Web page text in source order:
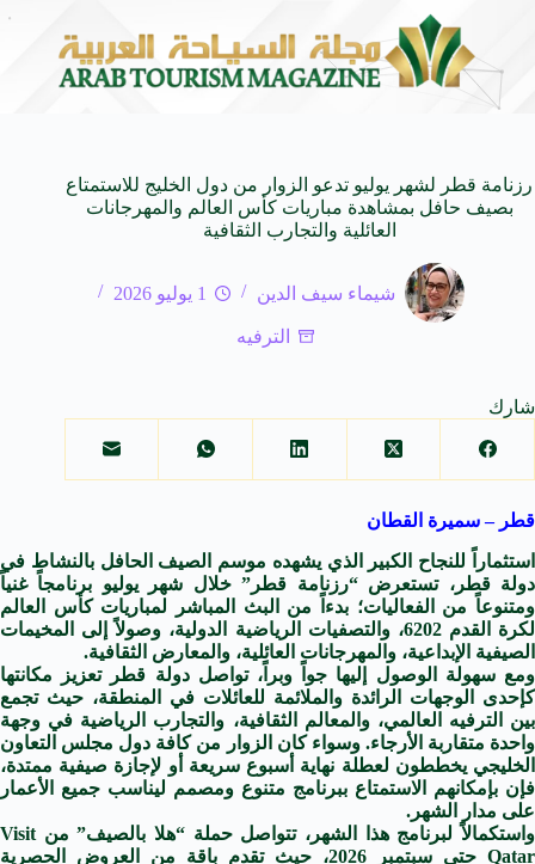
مصرية 5 أغسطس 2026 أكاديمية حبيب الكل بطلاً للدوري الممتاز
رزنامة قطر لشهر يوليو تدعو الزوار من دول الخليج للاستمتاع
بصيف حافل بمشاهدة مباريات كأس العالم والمهرجانات
العائلية والتجارب الثقافية
شيماء سيف الدين 1 يوليو 2026
الترفيه
شارك
قطر – سميرة القطان
استثماراً للنجاح الكبير الذي يشهده موسم الصيف الحافل بالنشاط في
دولة قطر، تستعرض “رزنامة قطر” خلال شهر يوليو برنامجاً غنياً
ومتنوعاً من الفعاليات؛ بدءاً من البث المباشر لمباريات كأس العالم
لكرة القدم 6202، والتصفيات الرياضية الدولية، وصولاً إلى المخيمات
الصيفية الإبداعية، والمهرجانات العائلية، والمعارض الثقافية.
ومع سهولة الوصول إليها جواً وبراً، تواصل دولة قطر تعزيز مكانتها
كإحدى الوجهات الرائدة والملائمة للعائلات في المنطقة، حيث تجمع
بين الترفيه العالمي، والمعالم الثقافية، والتجارب الرياضية في وجهة
واحدة متقاربة الأرجاء. وسواء كان الزوار من كافة دول مجلس التعاون
الخليجي يخططون لعطلة نهاية أسبوع سريعة أو لإجازة صيفية ممتدة،
فإن بإمكانهم الاستمتاع ببرنامج متنوع ومصمم ليناسب جميع الأعمار
على مدار الشهر.
واستكمالاً لبرنامج هذا الشهر، تتواصل حملة “هلا بالصيف” من Visit
Qatar حتى سبتمبر 2026، حيث تقدم باقة من العروض الحصرية